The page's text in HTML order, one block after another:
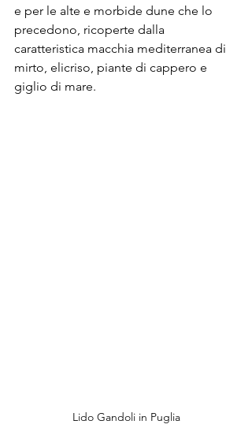
e per le alte e morbide dune che lo
precedono, ricoperte dalla
caratteristica macchia mediterranea di
mirto, elicriso, piante di cappero e
giglio di mare.
Lido Gandoli in Puglia